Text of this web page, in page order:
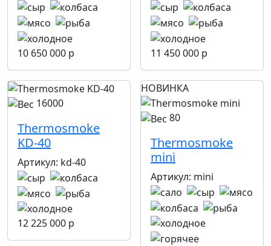
10 650 000 р 11 450 000 р
16000
Thermosmoke
KD-40
Артикул: kd-40
12 225 000 р
НОВИНКА
80
Thermosmoke
mini
Артикул: mini